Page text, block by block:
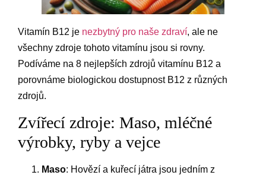
Vitamín B12 je nezbytný pro naše zdraví, ale ne
všechny zdroje tohoto vitamínu jsou si rovny.
Podíváme na 8 nejlepších zdrojů vitamínu B12 a
porovnáme biologickou dostupnost B12 z různých
zdrojů.
Zvířecí zdroje: Maso, mléčné
výrobky, ryby a vejce
Maso: Hovězí a kuřecí játra jsou jedním z